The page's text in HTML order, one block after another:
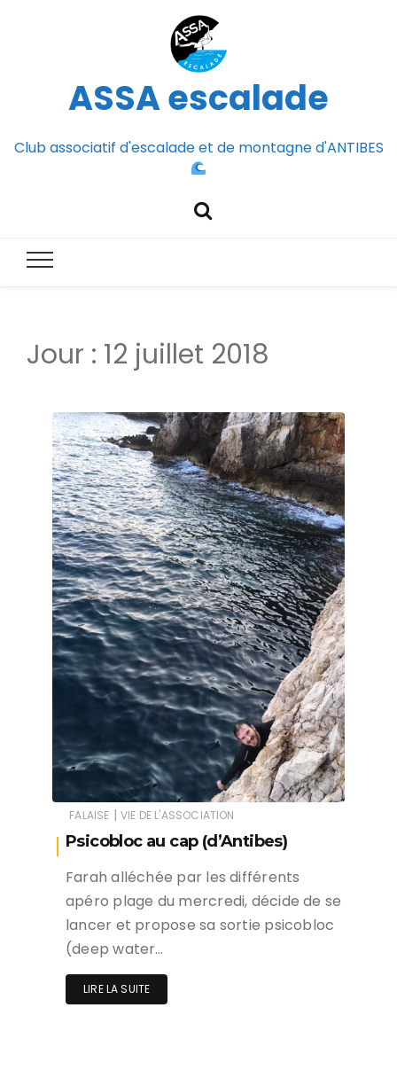
ASSA escalade
Club associatif d'escalade et de montagne d'ANTIBES
Jour : 12 juillet 2018
FALAISE | VIE DE L'ASSOCIATION
Psicobloc au cap (d’Antibes)
Farah alléchée par les différents
apéro plage du mercredi, décide de se
lancer et propose sa sortie psicobloc
(deep water…
LIRE LA SUITE